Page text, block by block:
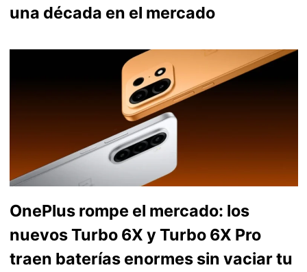
una década en el mercado
OnePlus rompe el mercado: los
nuevos Turbo 6X y Turbo 6X Pro
traen baterías enormes sin vaciar tu